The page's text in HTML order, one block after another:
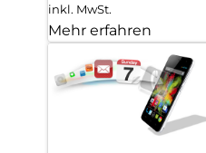
inkl. MwSt.
Mehr erfahren